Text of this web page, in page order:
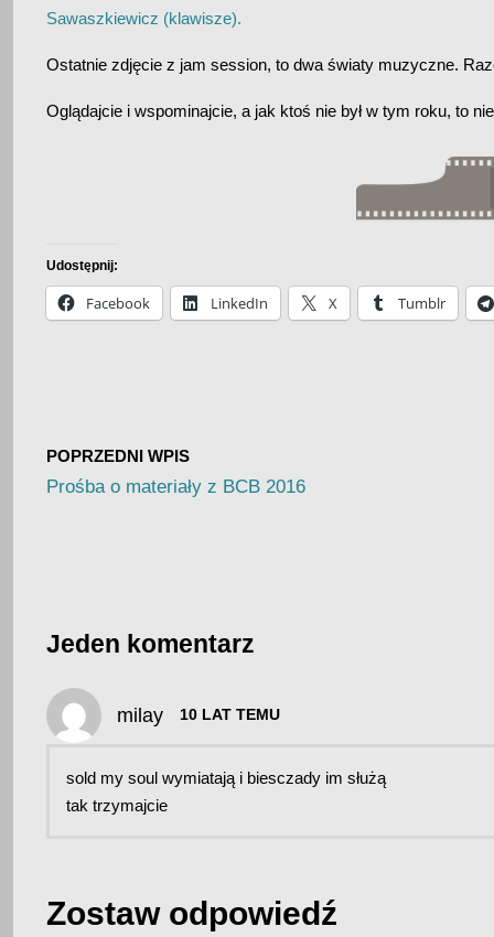
Sawaszkiewicz (klawisze).
Ostatnie zdjęcie z jam session, to dwa światy muzyczne.
Oglądajcie i wspominajcie, a jak ktoś nie był w tym roku, to
Udostępnij:
Facebook LinkedIn X Tumblr
POPRZEDNI WPIS
Prośba o materiały z BCB 2016
Jeden komentarz
milay 10 LAT TEMU
sold my soul wymiatają i biesczady im służą
tak trzymajcie
Zostaw odpowiedź